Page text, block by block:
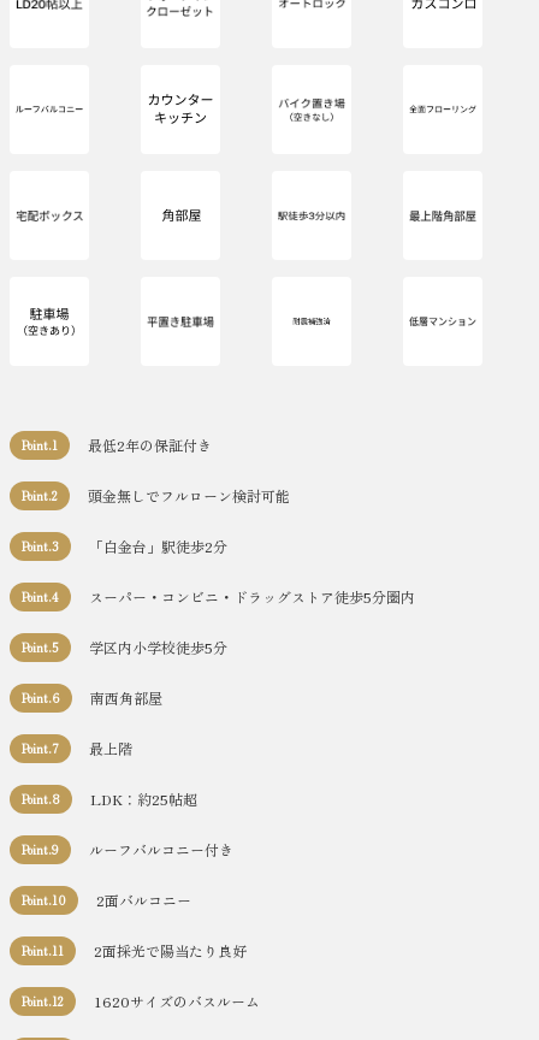
Point.1 最低2年の保証付き
Point.2 頭金無しでフルローン検討可能
Point.3 「白金台」駅徒歩2分
Point.4 スーパー・コンビニ・ドラッグストア徒歩5分圏内
Point.5 学区内小学校徒歩5分
Point.6 南西角部屋
Point.7 最上階
Point.8 LDK：約25帖超
Point.9 ルーフバルコニー付き
Point.10 2面バルコニー
Point.11 2面採光で陽当たり良好
Point.12 1620サイズのバスルーム